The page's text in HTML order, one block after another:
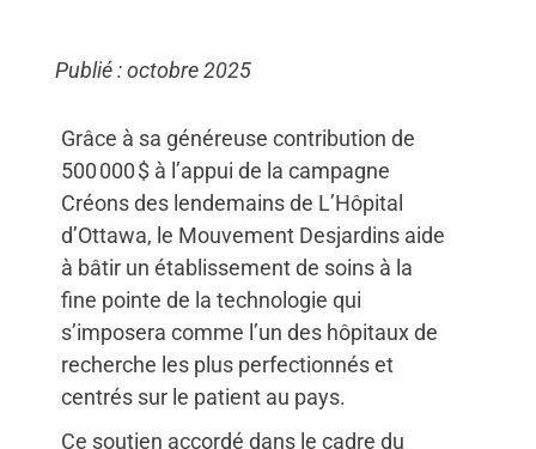
Publié : octobre 2025
Grâce à sa généreuse contribution de
500 000 $ à l’appui de la campagne
Créons des lendemains de L’Hôpital
d’Ottawa, le Mouvement Desjardins aide
à bâtir un établissement de soins à la
fine pointe de la technologie qui
s’imposera comme l’un des hôpitaux de
recherche les plus perfectionnés et
centrés sur le patient au pays.
Ce soutien accordé dans le cadre du